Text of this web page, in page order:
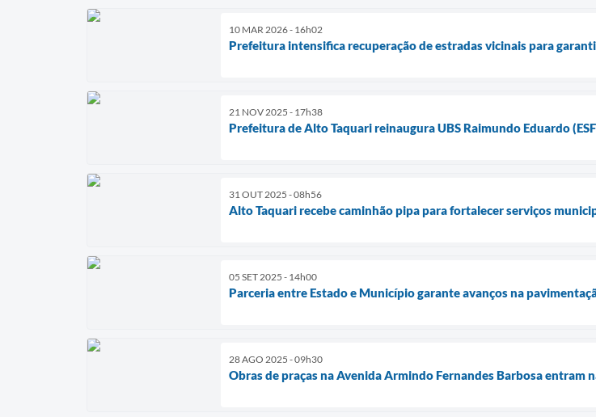
10 MAR 2026 - 16h02
Prefeitura intensifica recuperação de estradas vicinais para
21 NOV 2025 - 17h38
Prefeitura de Alto Taquari reinaugura UBS Raimundo Eduardo
31 OUT 2025 - 08h56
Alto Taquari recebe caminhão pipa para fortalecer serviços
05 SET 2025 - 14h00
Parceria entre Estado e Município garante avanços na
28 AGO 2025 - 09h30
Obras de praças na Avenida Armindo Fernandes Barbosa entram